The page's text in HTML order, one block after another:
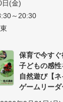
日(金)
～20:30
保育で今すぐ
子どもの感
自然遊び【
ゲームリー